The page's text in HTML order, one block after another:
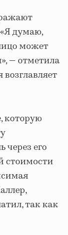
думаю,
может
— отметила
возглавляет
которую
через его
стоимости
так как